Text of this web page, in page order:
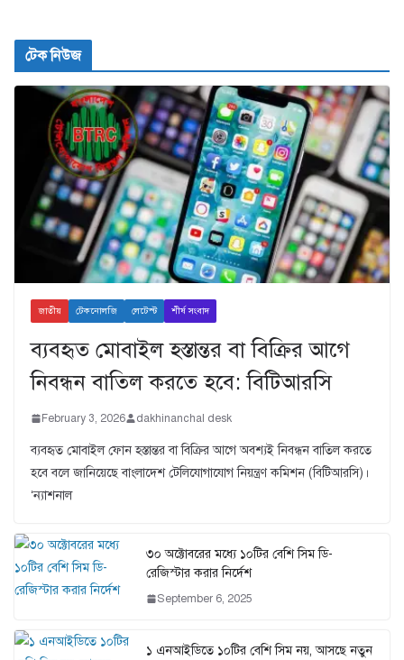
টেক নিউজ
জাতীয় টেকনোলজি লেটেস্ট শীর্ষ সংবাদ
ব্যবহৃত মোবাইল হস্তান্তর বা বিক্রির আগে
নিবন্ধন বাতিল করতে হবে: বিটিআরসি
February 3, 2026 dakhinanchal desk
ব্যবহৃত মোবাইল ফোন হস্তান্তর বা বিক্রির আগে অবশ্যই নিবন্ধন বাতিল করতে
হবে বলে জানিয়েছে বাংলাদেশ টেলিযোগাযোগ নিয়ন্ত্রণ কমিশন (বিটিআরসি)।
‘ন্যাশনাল
৩০ অক্টোবরের মধ্যে ১০টির বেশি সিম ডি-
রেজিস্টার করার নির্দেশ
September 6, 2025
১ এনআইডিতে ১০টির বেশি সিম নয়, আসছে নতুন